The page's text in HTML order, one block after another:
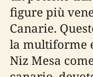
figure più
Canarie.
la multiforme
Niz Mesa